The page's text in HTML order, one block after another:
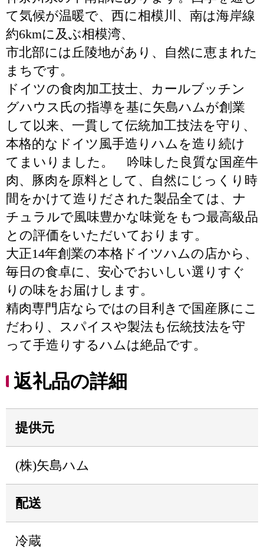
て気候が温暖で、西に相模川、南は海岸線
約6kmに及ぶ相模湾、
市北部には丘陵地があり、自然に恵まれた
まちです。
ドイツの食肉加工技士、カールブッチン
グハウス氏の指導を基に矢島ハムが創業
して以来、一貫して伝統加工技法を守り、
本格的なドイツ風手造りハムを造り続け
てまいりました。 吟味した良質な国産牛
肉、豚肉を原料として、自然にじっくり時
間をかけて造りだされた製品全ては、ナ
チュラルで風味豊かな味覚をもつ最高級品
との評価をいただいております。
大正14年創業の本格ドイツハムの店から、
毎日の食卓に、安心でおいしい選りすぐ
りの味をお届けします。
精肉専門店ならではの目利きで国産豚にこ
だわり、スパイスや製法も伝統技法を守
って手造りするハムは絶品です。
返礼品の詳細
提供元
(株)矢島ハム
配送
冷蔵